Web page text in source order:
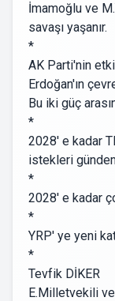
İmamoğlu ve
savaşı yaşanır.
*
AK Parti'nin
Erdoğan'ın
Bu iki güç
*
2028' e kadar
istekleri
*
2028' e kadar
*
YRP' ye yeni
*
Tevfik DİKER
E.Milletvekili ve